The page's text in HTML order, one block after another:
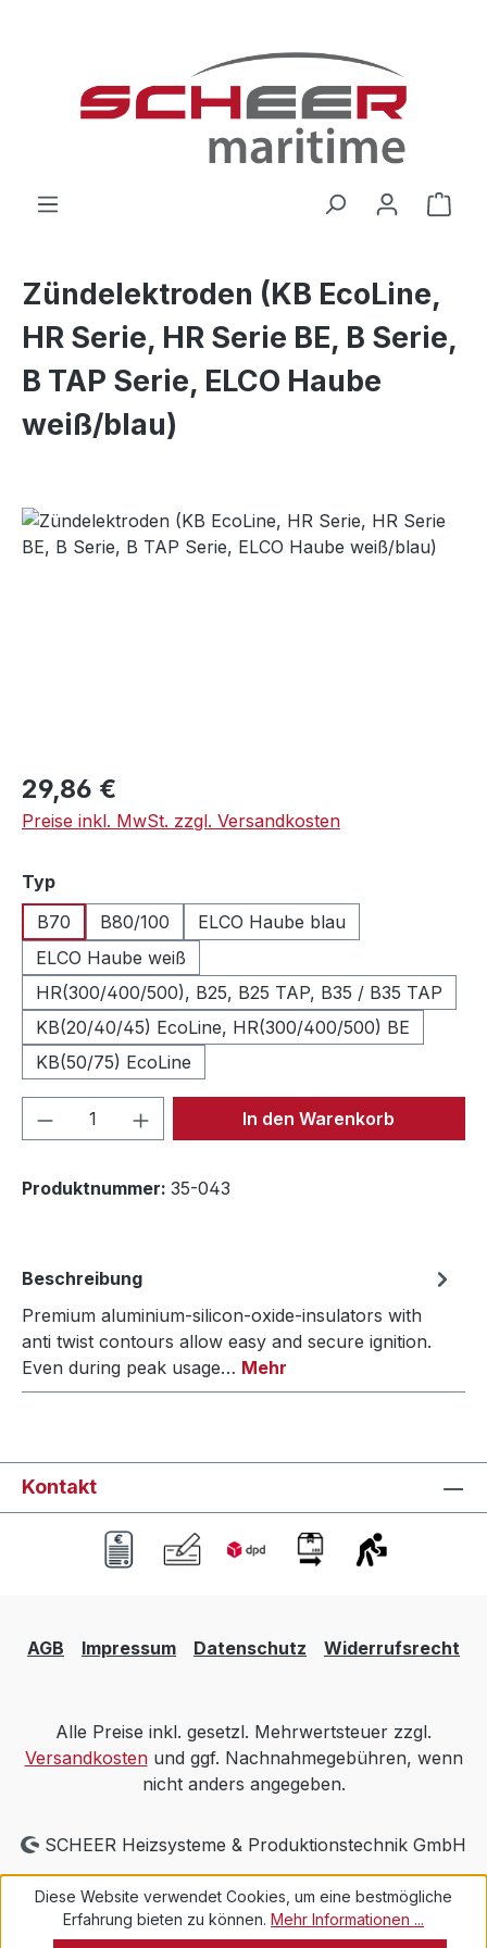
Zündelektroden (KB EcoLine,
HR Serie, HR Serie BE, B Serie,
B TAP Serie, ELCO Haube
weiß/blau)
Bildergalerie überspringen
Regulärer Preis:
29,86 €
Preise inkl. MwSt. zzgl. Versandkosten
Typauswählen
B70
B80/100
ELCO Haube blau
ELCO Haube weiß
HR(300/400/500), B25, B25 TAP, B35 / B35 TAP
KB(20/40/45) EcoLine, HR(300/400/500) BE
KB(50/75) EcoLine
Produkt Anzahl: Gib denIn den Warenkorb
Produktnummer: 35-043
Beschreibung
Premium aluminium-silicon-oxide-insulators with
anti twist contours allow easy and secure ignition.
Even during peak usage… Mehr
Kontakt
AGB Impressum Datenschutz Widerrufsrecht
Alle Preise inkl. gesetzl. Mehrwertsteuer zzgl.
Versandkostenund ggf. Nachnahmegebühren, wenn
nicht anders angegeben.
SCHEER Heizsysteme & Produktionstechnik GmbH
Diese Website verwendet Cookies, um eine bestmögliche
Erfahrung bieten zu können. Mehr Informationen ...